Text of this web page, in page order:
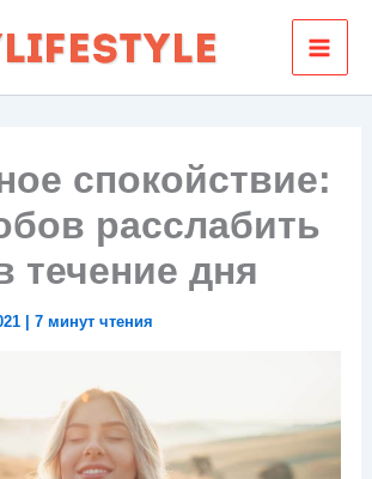
спокойствие:
расслабить
течение дня
|7 минут чтения